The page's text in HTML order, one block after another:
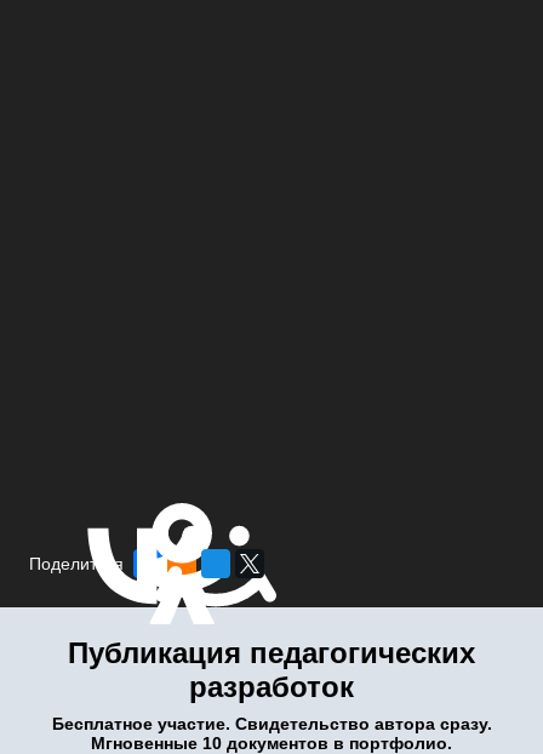
Поделиться
Публикация педагогических
разработок
Бесплатное участие. Свидетельство автора сразу.
Мгновенные 10 документов в портфолио.